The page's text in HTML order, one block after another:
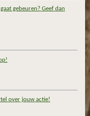
gebeuren? Geef dan
over jouw actie!